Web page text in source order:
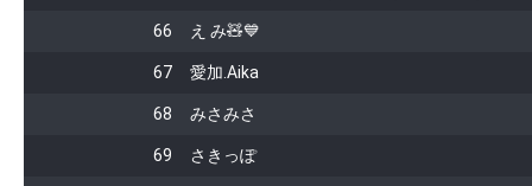
66 え み🧸💙
67 愛加.Aika
68 みさみさ
69 さきっぽ